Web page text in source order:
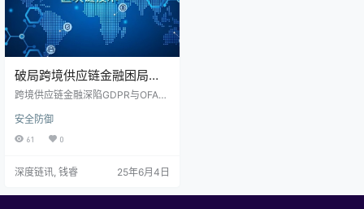
破局跨境供应链金融困局：
Chainlink+zk-SNARK如何
跨境供应链金融深陷GDPR与OFAC
成本高、效率低，区块链应用也因
数据隐私问题“折戟沉沙”。但Chainl
ink预言机与zk-SNARK零知识证明
玛-欧洲供应商交易为典型案例，它
保障数据隐私的同时，精准满足合
安全防御
61 0
深度链讯, 钱睿 25年6月4日